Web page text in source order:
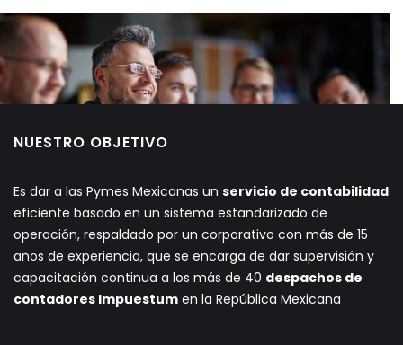
NUESTRO OBJETIVO
Es dar a las Pymes Mexicanas un servicio de contabilidad
eficiente basado en un sistema estandarizado de
operación, respaldado por un corporativo con más de 15
años de experiencia, que se encarga de dar supervisión y
capacitación continua a los más de 40 despachos de
contadores Impuestum en la República Mexicana